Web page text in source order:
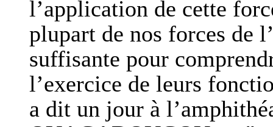
l’application de cette
plupart de nos forces de
suffisante pour
l’exercice de leurs
a dit un jour à